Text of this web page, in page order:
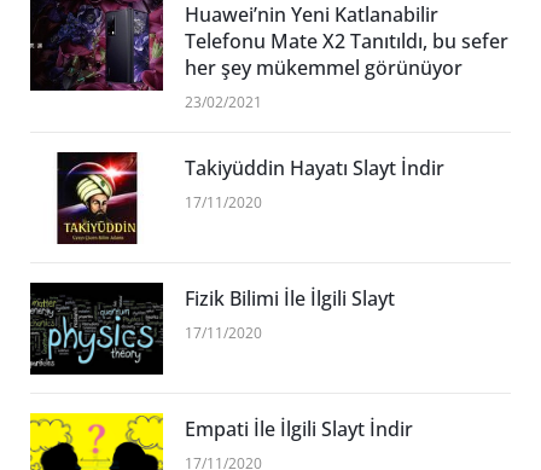
Huawei’nin Yeni Katlanabilir
Telefonu Mate X2 Tanıtıldı, bu sefer
her şey mükemmel görünüyor
23/02/2021
Takiyüddin Hayatı Slayt İndir
17/11/2020
Fizik Bilimi İle İlgili Slayt
17/11/2020
Empati İle İlgili Slayt İndir
17/11/2020